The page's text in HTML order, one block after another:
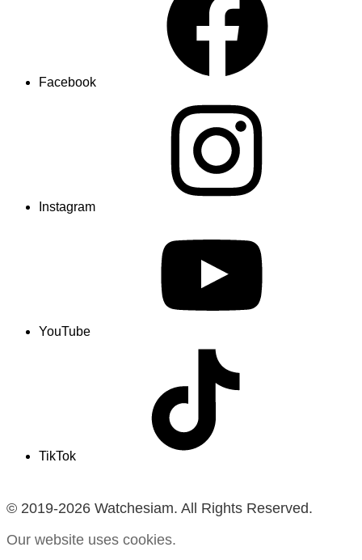
Facebook
Instagram
YouTube
TikTok
© 2019-2026 Watchesiam. All Rights Reserved.
Our website uses cookies.